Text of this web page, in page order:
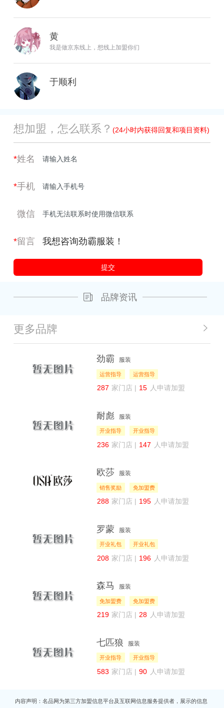
黄
我是做京东线上，想线上加盟你们
于顺利
想加盟，怎么联系？ (24小时内获得回复和项目资料)
*姓名
*手机
微信
*留言
品牌资讯
更多品牌
劲霸 服装
运营指导 运营指导
287 家门店 | 15 人申请加盟
耐彪 服装
开业指导 开业指导
236 家门店 | 147 人申请加盟
欧莎 服装
销售奖励 免加盟费
288 家门店 | 195 人申请加盟
罗蒙 服装
开业礼包 开业礼包
208 家门店 | 196 人申请加盟
森马 服装
免加盟费 免加盟费
219 家门店 | 28 人申请加盟
七匹狼 服装
开业指导 开业指导
583 家门店 | 90 人申请加盟
内容声明：名品网为第三方加盟信息平台及互联网信息服务提供者，展示的信息